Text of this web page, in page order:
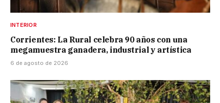
INTERIOR
Corrientes: La Rural celebra 90 años con una
megamuestra ganadera, industrial y artística
6 de agosto de 2026